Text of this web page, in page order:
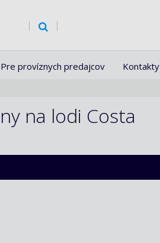
Pre províznych predajcov Kontakty
na lodi Costa